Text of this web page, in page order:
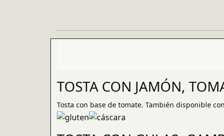
TOSTA CON JAMÓN,
Tosta con base de tomate. También disponible